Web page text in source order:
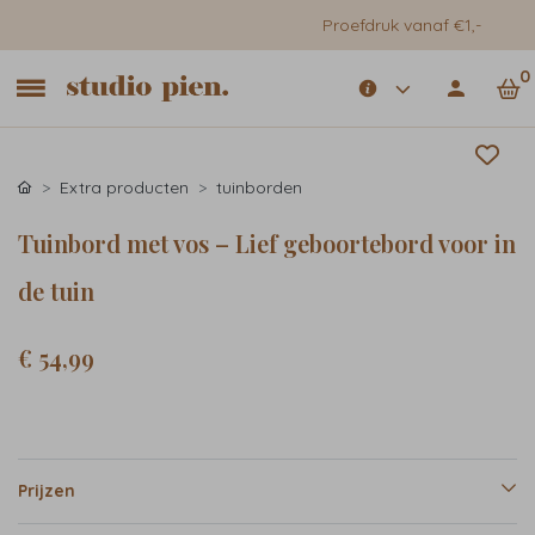
Proefdruk vanaf €1,-
0
Extra producten tuinborden
Tuinbord met vos – Lief geboortebord voor in
de tuin
€ 54,99
Prijzen